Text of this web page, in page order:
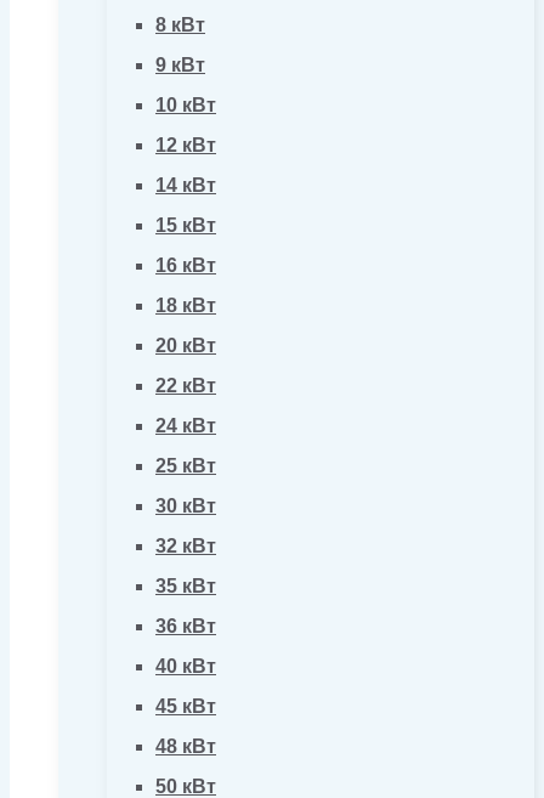
8 кВт
9 кВт
10 кВт
12 кВт
14 кВт
15 кВт
16 кВт
18 кВт
20 кВт
22 кВт
24 кВт
25 кВт
30 кВт
32 кВт
35 кВт
36 кВт
40 кВт
45 кВт
48 кВт
50 кВт